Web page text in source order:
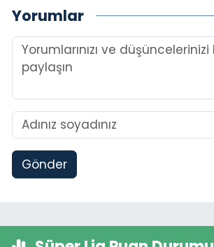
Yorumlar
Gönder